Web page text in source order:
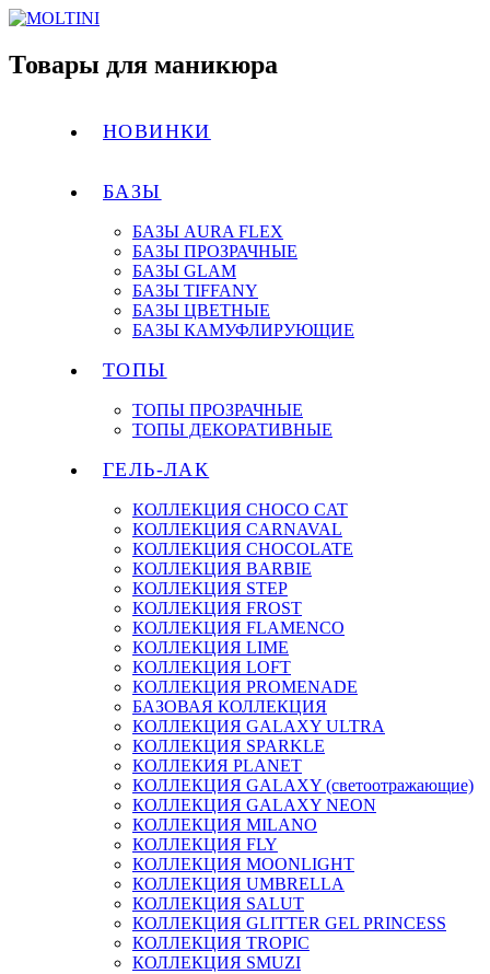
Товары для маникюра
НОВИНКИ
БАЗЫ
БАЗЫ AURA FLEX
БАЗЫ ПРОЗРАЧНЫЕ
БАЗЫ GLAM
БАЗЫ TIFFANY
БАЗЫ ЦВЕТНЫЕ
БАЗЫ КАМУФЛИРУЮЩИЕ
ТОПЫ
ТОПЫ ПРОЗРАЧНЫЕ
ТОПЫ ДЕКОРАТИВНЫЕ
ГЕЛЬ-ЛАК
КОЛЛЕКЦИЯ CHOCO CAT
КОЛЛЕКЦИЯ CARNAVAL
КОЛЛЕКЦИЯ CHOCOLATE
КОЛЛЕКЦИЯ BARBIE
КОЛЛЕКЦИЯ STEP
КОЛЛЕКЦИЯ FROST
КОЛЛЕКЦИЯ FLAMENCO
КОЛЛЕКЦИЯ LIME
КОЛЛЕКЦИЯ LOFT
КОЛЛЕКЦИЯ PROMENADE
БАЗОВАЯ КОЛЛЕКЦИЯ
КОЛЛЕКЦИЯ GALAXY ULTRA
КОЛЛЕКЦИЯ SPARKLE
КОЛЛЕКИЯ PLANET
КОЛЛЕКЦИЯ GALAXY (светоотражающие)
КОЛЛЕКЦИЯ GALAXY NEON
КОЛЛЕКЦИЯ MILANO
КОЛЛЕКЦИЯ FLY
КОЛЛЕКЦИЯ MOONLIGHT
КОЛЛЕКЦИЯ UMBRELLA
КОЛЛЕКЦИЯ SALUT
КОЛЛЕКЦИЯ GLITTER GEL PRINCESS
КОЛЛЕКЦИЯ TROPIC
КОЛЛЕКЦИЯ SMUZI